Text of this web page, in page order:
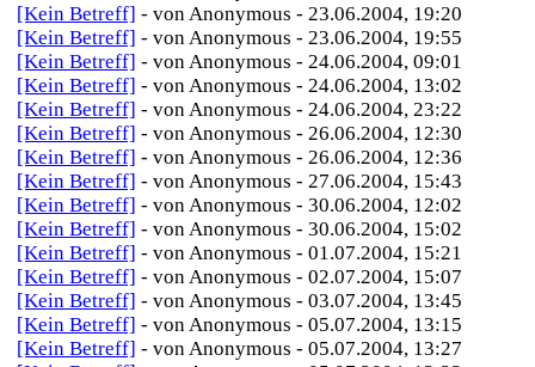
[Kein Betreff] - von Anonymous - 23.06.2004, 19:20
[Kein Betreff] - von Anonymous - 23.06.2004, 19:55
[Kein Betreff] - von Anonymous - 24.06.2004, 09:01
[Kein Betreff] - von Anonymous - 24.06.2004, 13:02
[Kein Betreff] - von Anonymous - 24.06.2004, 23:22
[Kein Betreff] - von Anonymous - 26.06.2004, 12:30
[Kein Betreff] - von Anonymous - 26.06.2004, 12:36
[Kein Betreff] - von Anonymous - 27.06.2004, 15:43
[Kein Betreff] - von Anonymous - 30.06.2004, 12:02
[Kein Betreff] - von Anonymous - 30.06.2004, 15:02
[Kein Betreff] - von Anonymous - 01.07.2004, 15:21
[Kein Betreff] - von Anonymous - 02.07.2004, 15:07
[Kein Betreff] - von Anonymous - 03.07.2004, 13:45
[Kein Betreff] - von Anonymous - 05.07.2004, 13:15
[Kein Betreff] - von Anonymous - 05.07.2004, 13:27